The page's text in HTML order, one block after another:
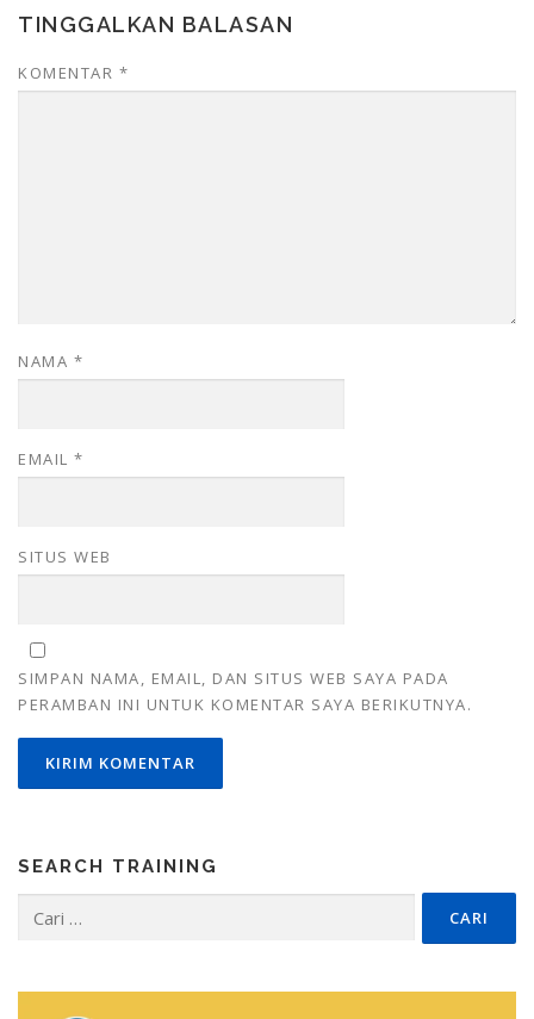
TINGGALKAN BALASAN
KOMENTAR *
NAMA *
EMAIL *
SITUS WEB
SIMPAN NAMA, EMAIL, DAN SITUS WEB SAYA PADA
PERAMBAN INI UNTUK KOMENTAR SAYA BERIKUTNYA.
SEARCH TRAINING
untuk: